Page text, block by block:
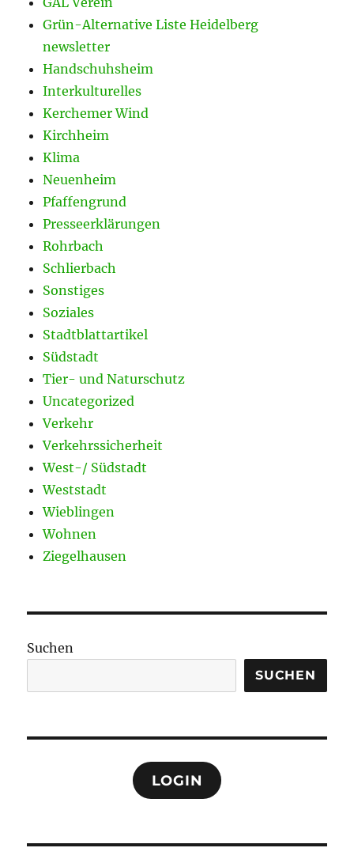
Grün-Alternative Liste Heidelberg
newsletter
Handschuhsheim
Interkulturelles
Kerchemer Wind
Kirchheim
Klima
Neuenheim
Pfaffengrund
Presseerklärungen
Rohrbach
Schlierbach
Sonstiges
Soziales
Stadtblattartikel
Südstadt
Tier- und Naturschutz
Uncategorized
Verkehr
Verkehrssicherheit
West-/ Südstadt
Weststadt
Wieblingen
Wohnen
Ziegelhausen
Suchen
SUCHEN
LOGIN